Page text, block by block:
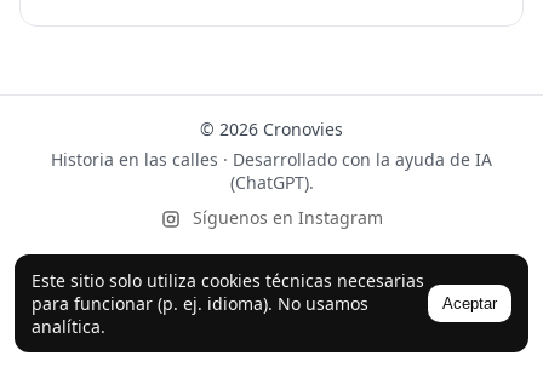
Este sitio solo utiliza cookies técnicas necesarias
para funcionar (p. ej. idioma). No usamos
analítica.
Aceptar
© 2026 Cronovies
Historia en las calles · Desarrollado con la ayuda de IA
(ChatGPT).
Síguenos en Instagram